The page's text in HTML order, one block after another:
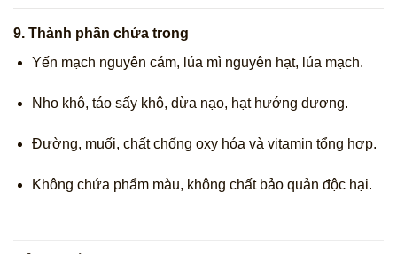
9. Thành phần chứa trong
Yến mạch nguyên cám, lúa mì nguyên hạt, lúa mạch.
Nho khô, táo sấy khô, dừa nạo, hạt hướng dương.
Đường, muối, chất chống oxy hóa và vitamin tổng hợp.
Không chứa phẩm màu, không chất bảo quản độc hại.